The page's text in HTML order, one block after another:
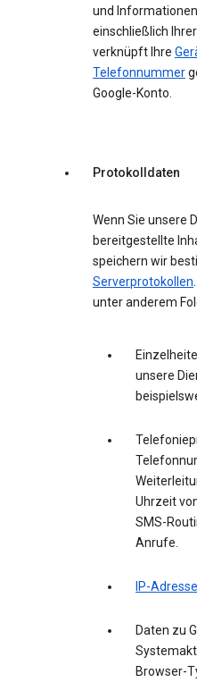
und
einschließlich
verknüpft Ihre
Telefonnummer
Google-Konto.
Protokolldaten
Wenn Sie unsere
bereitgestellte
speichern wir
Serverprotokollen
unter anderem
unsere
Uhrzeit
SMS-
Anrufe.
IP-Adresse
Daten zu
Browser-